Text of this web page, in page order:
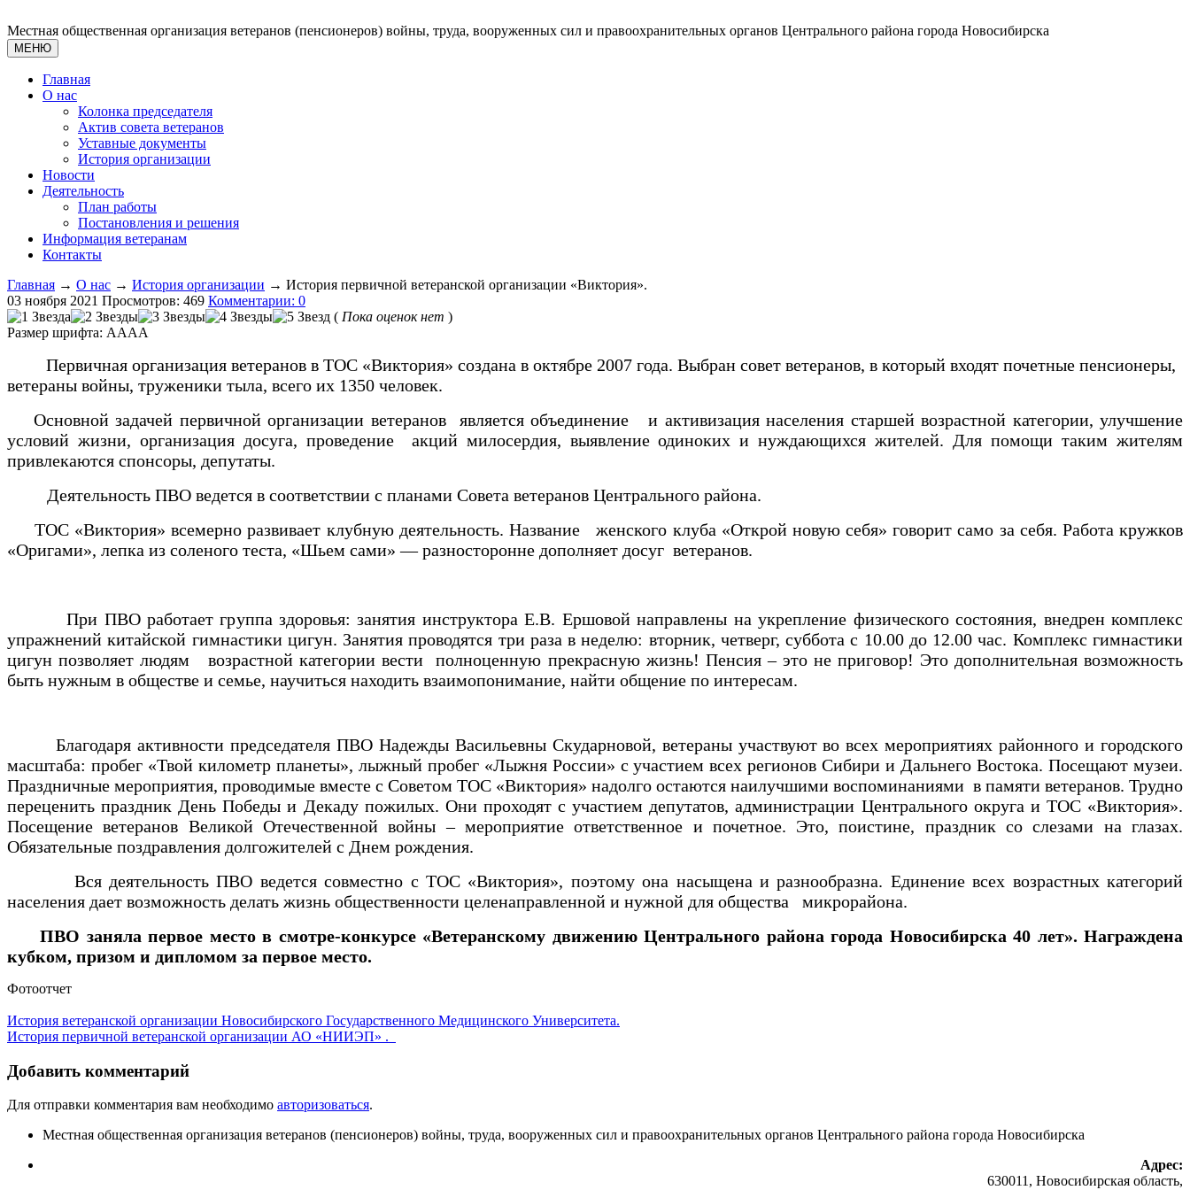
Местная общественная организация ветеранов (пенсионеров) войны, труда, вооруженных сил и правоохранительных органов Центрального района города Новосибирска
МЕНЮ
Главная
О нас
Колонка председателя
Актив совета ветеранов
Уставные документы
История организации
Новости
Деятельность
План работы
Постановления и решения
Информация ветеранам
Контакты
Главная → О нас → История организации → История первичной ветеранской организации «Виктория».
03 ноября 2021 Просмотров: 469 Комментарии: 0
( Пока оценок нет )
Размер шрифта: AAAA
Первичная организация ветеранов в ТОС «Виктория» создана в октябре 2007 года. Выбран совет ветеранов, в который входят почетные пенсионеры,
ветераны войны, труженики тыла, всего их 1350 человек.
Основной задачей первичной организации ветеранов является объединение и активизация населения старшей возрастной категории, улучшение
условий жизни, организация досуга, проведение акций милосердия, выявление одиноких и нуждающихся жителей. Для помощи таким жителям
привлекаются спонсоры, депутаты.
Деятельность ПВО ведется в соответствии с планами Совета ветеранов Центрального района.
ТОС «Виктория» всемерно развивает клубную деятельность. Название женского клуба «Открой новую себя» говорит само за себя. Работа кружков
«Оригами», лепка из соленого теста, «Шьем сами» — разносторонне дополняет досуг ветеранов.
При ПВО работает группа здоровья: занятия инструктора Е.В. Ершовой направлены на укрепление физического состояния, внедрен комплекс
упражнений китайской гимнастики цигун. Занятия проводятся три раза в неделю: вторник, четверг, суббота с 10.00 до 12.00 час. Комплекс гимнастики
цигун позволяет людям возрастной категории вести полноценную прекрасную жизнь! Пенсия – это не приговор! Это дополнительная возможность
быть нужным в обществе и семье, научиться находить взаимопонимание, найти общение по интересам.
Благодаря активности председателя ПВО Надежды Васильевны Скударновой, ветераны участвуют во всех мероприятиях районного и городского
масштаба: пробег «Твой километр планеты», лыжный пробег «Лыжня России» с участием всех регионов Сибири и Дальнего Востока. Посещают музеи.
Праздничные мероприятия, проводимые вместе с Советом ТОС «Виктория» надолго остаются наилучшими воспоминаниями в памяти ветеранов. Трудно
переценить праздник День Победы и Декаду пожилых. Они проходят с участием депутатов, администрации Центрального округа и ТОС «Виктория».
Посещение ветеранов Великой Отечественной войны – мероприятие ответственное и почетное. Это, поистине, праздник со слезами на глазах.
Обязательные поздравления долгожителей с Днем рождения.
Вся деятельность ПВО ведется совместно с ТОС «Виктория», поэтому она насыщена и разнообразна. Единение всех возрастных категорий
населения дает возможность делать жизнь общественности целенаправленной и нужной для общества микрорайона.
ПВО заняла первое место в смотре-конкурсе «Ветеранскому движению Центрального района города Новосибирска 40 лет». Награждена
кубком, призом и дипломом за первое место.
Фотоотчет
История ветеранской организации Новосибирского Государственного Медицинского Университета.
История первичной ветеранской организации АО «НИИЭП» .
Добавить комментарий
Для отправки комментария вам необходимо авторизоваться.
Местная общественная организация ветеранов (пенсионеров) войны, труда, вооруженных сил и правоохранительных органов Центрального района города Новосибирска
Адрес:
630011, Новосибирская область,